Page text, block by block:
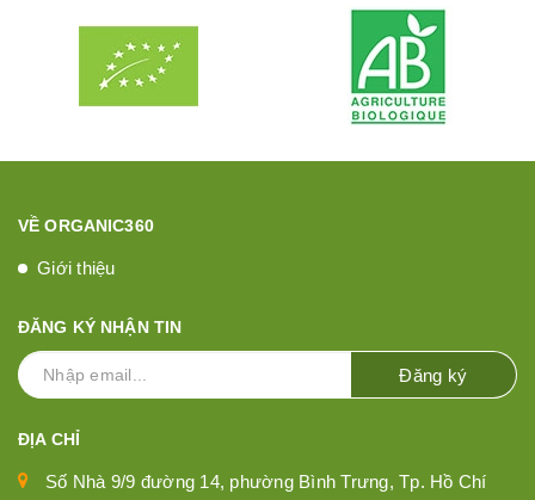
VỀ ORGANIC360
Giới thiệu
ĐĂNG KÝ NHẬN TIN
Đăng ký
ĐỊA CHỈ
Số Nhà 9/9 đường 14, phường Bình Trưng, Tp. Hồ Chí